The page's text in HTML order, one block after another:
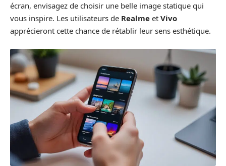
écran, envisagez de choisir une belle image statique qui
vous inspire. Les utilisateurs de Realme et Vivo
apprécieront cette chance de rétablir leur sens esthétique.